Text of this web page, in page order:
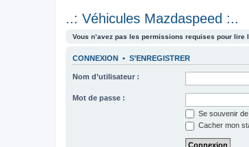
..: Véhicules Mazdaspeed :..
Vous n’avez pas les permissions requises pour lire
CONNEXION • S’ENREGISTRER
Nom d’utilisateur :
Mot de passe :
Se souvenir
Cacher mon